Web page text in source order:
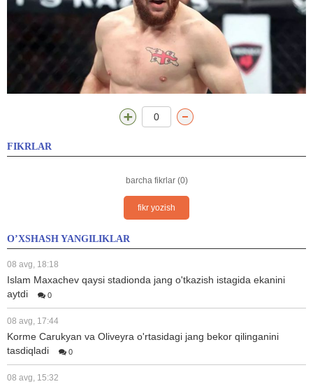
0
FIKRLAR
barcha fikrlar (0)
fikr yozish
O’XSHASH YANGILIKLAR
08 avg, 18:18
Islam Maxachev qaysi stadionda jang o'tkazish istagida ekanini
aytdi
0
08 avg, 17:44
Korme Carukyan va Oliveyra o'rtasidagi jang bekor qilinganini
tasdiqladi
0
08 avg, 15:32